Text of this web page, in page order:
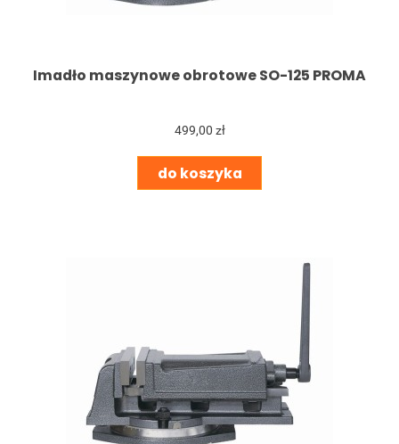
Imadło maszynowe obrotowe SO-125 PROMA
499,00 zł
do koszyka